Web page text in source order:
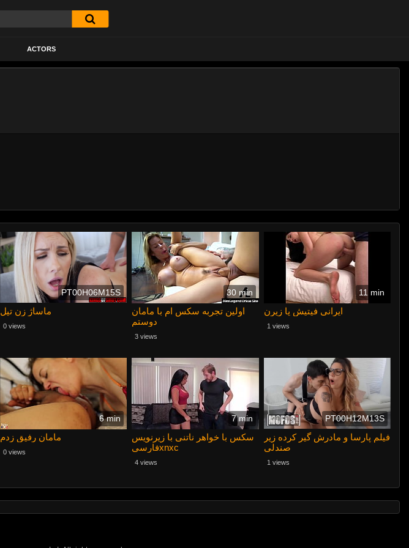
ACTORS
PT00H06M15S
ماساژ زن تپل
0 views
30 min
اولین تجربه سکس ام با مامان
دوستم
3 views
11 min
ایرانی فیتیش پا زیرن
1 views
6 min
مامان رفیق زدم
0 views
7 min
سکس با خواهر ناتنی با زیرنویس
فارسیxnxc
4 views
PT00H12M13S
فیلم پارسا و مادرش گیر کرده زیر
صندلی
1 views